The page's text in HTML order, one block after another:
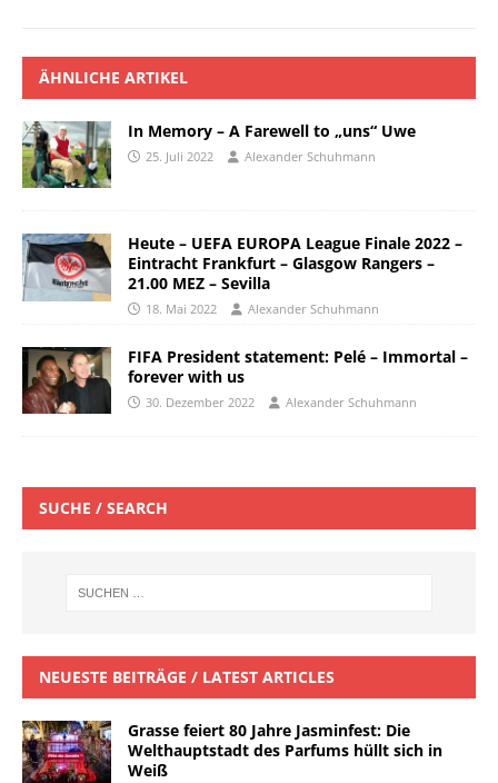
ÄHNLICHE ARTIKEL
In Memory – A Farewell to „uns“ Uwe
25. Juli 2022 Alexander Schuhmann
Heute – UEFA EUROPA League Finale 2022 –
Eintracht Frankfurt – Glasgow Rangers –
21.00 MEZ – Sevilla
18. Mai 2022 Alexander Schuhmann
FIFA President statement: Pelé – Immortal –
forever with us
30. Dezember 2022 Alexander Schuhmann
SUCHE / SEARCH
NEUESTE BEITRÄGE / LATEST ARTICLES
Grasse feiert 80 Jahre Jasminfest: Die
Welthauptstadt des Parfums hüllt sich in
Weiß